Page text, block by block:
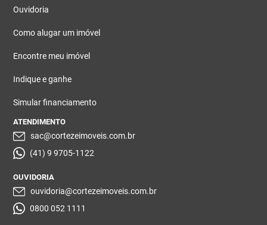
Ouvidoria
Como alugar um imóvel
Encontre meu imóvel
Indique e ganhe
Simular financiamento
ATENDIMENTO
sac@cortezeimoveis.com.br
(41) 9 9705-1122
OUVIDORIA
ouvidoria@cortezeimoveis.com.br
0800 052 1111